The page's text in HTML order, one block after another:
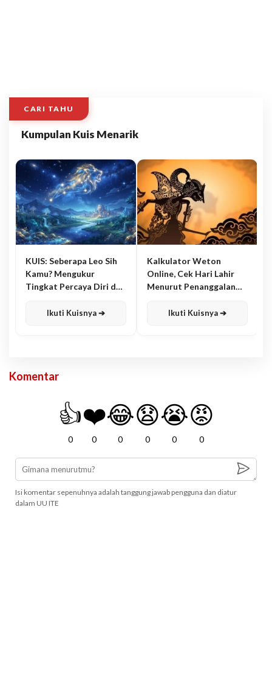
CARI TAHU
Kumpulan Kuis Menarik
KUIS: Seberapa Leo Sih
Kamu? Mengukur
Tingkat Percaya Diri dan
Ikuti Kuisnya ➔
Kalkulator Weton
Online, Cek Hari Lahir
Menurut Penanggalan
Ikuti Kuisnya ➔
Komentar
👍
0
❤️
0
😂
0
😧
0
😭
0
😡
0
Isi komentar sepenuhnya adalah tanggung jawab pengguna dan diatur
dalam UU ITE